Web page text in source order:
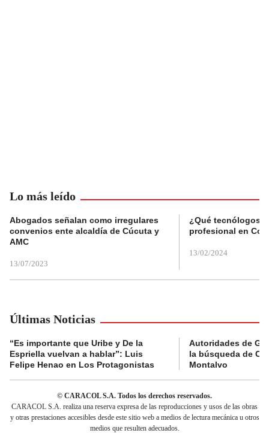
Lo más leído
Abogados señalan como irregulares
convenios ente alcaldía de Cúcuta y
AMC
13/07/2023
¿Qué tecnólogos
profesional en
13/02/2024
Últimas Noticias
“Es importante que Uribe y De la
Espriella vuelvan a hablar”: Luis
Felipe Henao en Los Protagonistas
Autoridades de
la búsqueda de
Montalvo
© CARACOL S.A. Todos los derechos reservados.
CARACOL S.A. realiza una reserva expresa de las reproducciones y usos de las obras
y otras prestaciones accesibles desde este sitio web a medios de lectura mecánica u otros
medios que resulten adecuados.